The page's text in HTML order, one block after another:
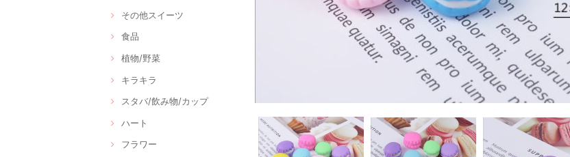
その他スイーツ
食品
植物/野菜
キラキラ
スタバ/飲み物/カップ
ハート
フラワー